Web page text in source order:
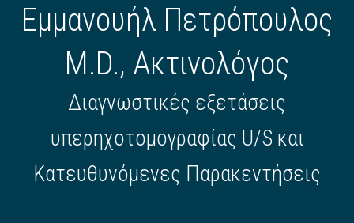
Εμμανουήλ Πετρόπουλος
M.D., Ακτινολόγος
Διαγνωστικές εξετάσεις
υπερηχοτομογραφίας U/S και
Κατευθυνόμενες Παρακεντήσεις